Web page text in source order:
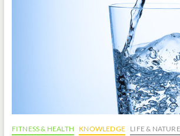
FITNESS & HEALTH KNOWLEDGE LIFE & NATURE